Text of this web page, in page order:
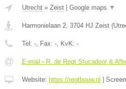
Utrecht » Zeist Google maps ▼
Harmonielaan 2, 3704 HJ Zeist (
Tel: -, Fax: -, KvK: -
E-mail › R. de Regt Stucadoor &
Website: https://regtbouw.nl